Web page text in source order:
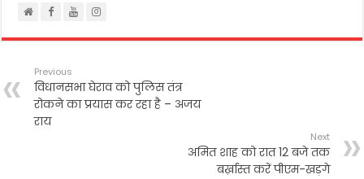
Previous
विधानसभा घेराव को पुलिस तंत्र
रोकने का प्रयास कर रहा है – अजय
राय
Next
अमित शाह को रात 12 बजे तक
बर्ख़ास्त करें पीएम-खड़गे